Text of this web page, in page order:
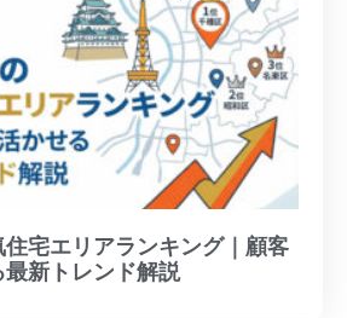
宅エリアランキング｜顧客
新トレンド解説